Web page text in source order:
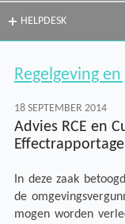
HELPDESK
Regelgeving
18 SEPTEMBER 2014
Advies RCE en
Effectrapportage
In deze zaak
de
mogen worden